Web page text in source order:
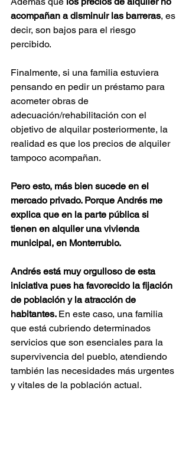
acompañan a disminuir las barreras, es
decir, son bajos para el riesgo
percibido.
Finalmente, si una familia estuviera
pensando en pedir un préstamo para
acometer obras de
adecuación/rehabilitación con el
objetivo de alquilar posteriormente, la
realidad es que los precios de alquiler
tampoco acompañan.
Pero esto, más bien sucede en el
mercado privado. Porque Andrés me
explica que en la parte pública si
tienen en alquiler una vivienda
municipal, en Monterrubio.
Andrés está muy orgulloso de esta
iniciativa pues ha favorecido la fijación
de población y la atracción de
habitantes. En este caso, una familia
que está cubriendo determinados
servicios que son esenciales para la
supervivencia del pueblo, atendiendo
también las necesidades más urgentes
y vitales de la población actual.